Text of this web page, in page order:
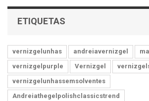
ETIQUETAS
vernizgelunhas andreiavernizgel
vernizgelpurple
Vernizgel
vernizgelunhassemsolventes
Andreiathegelpolishclassicstrend